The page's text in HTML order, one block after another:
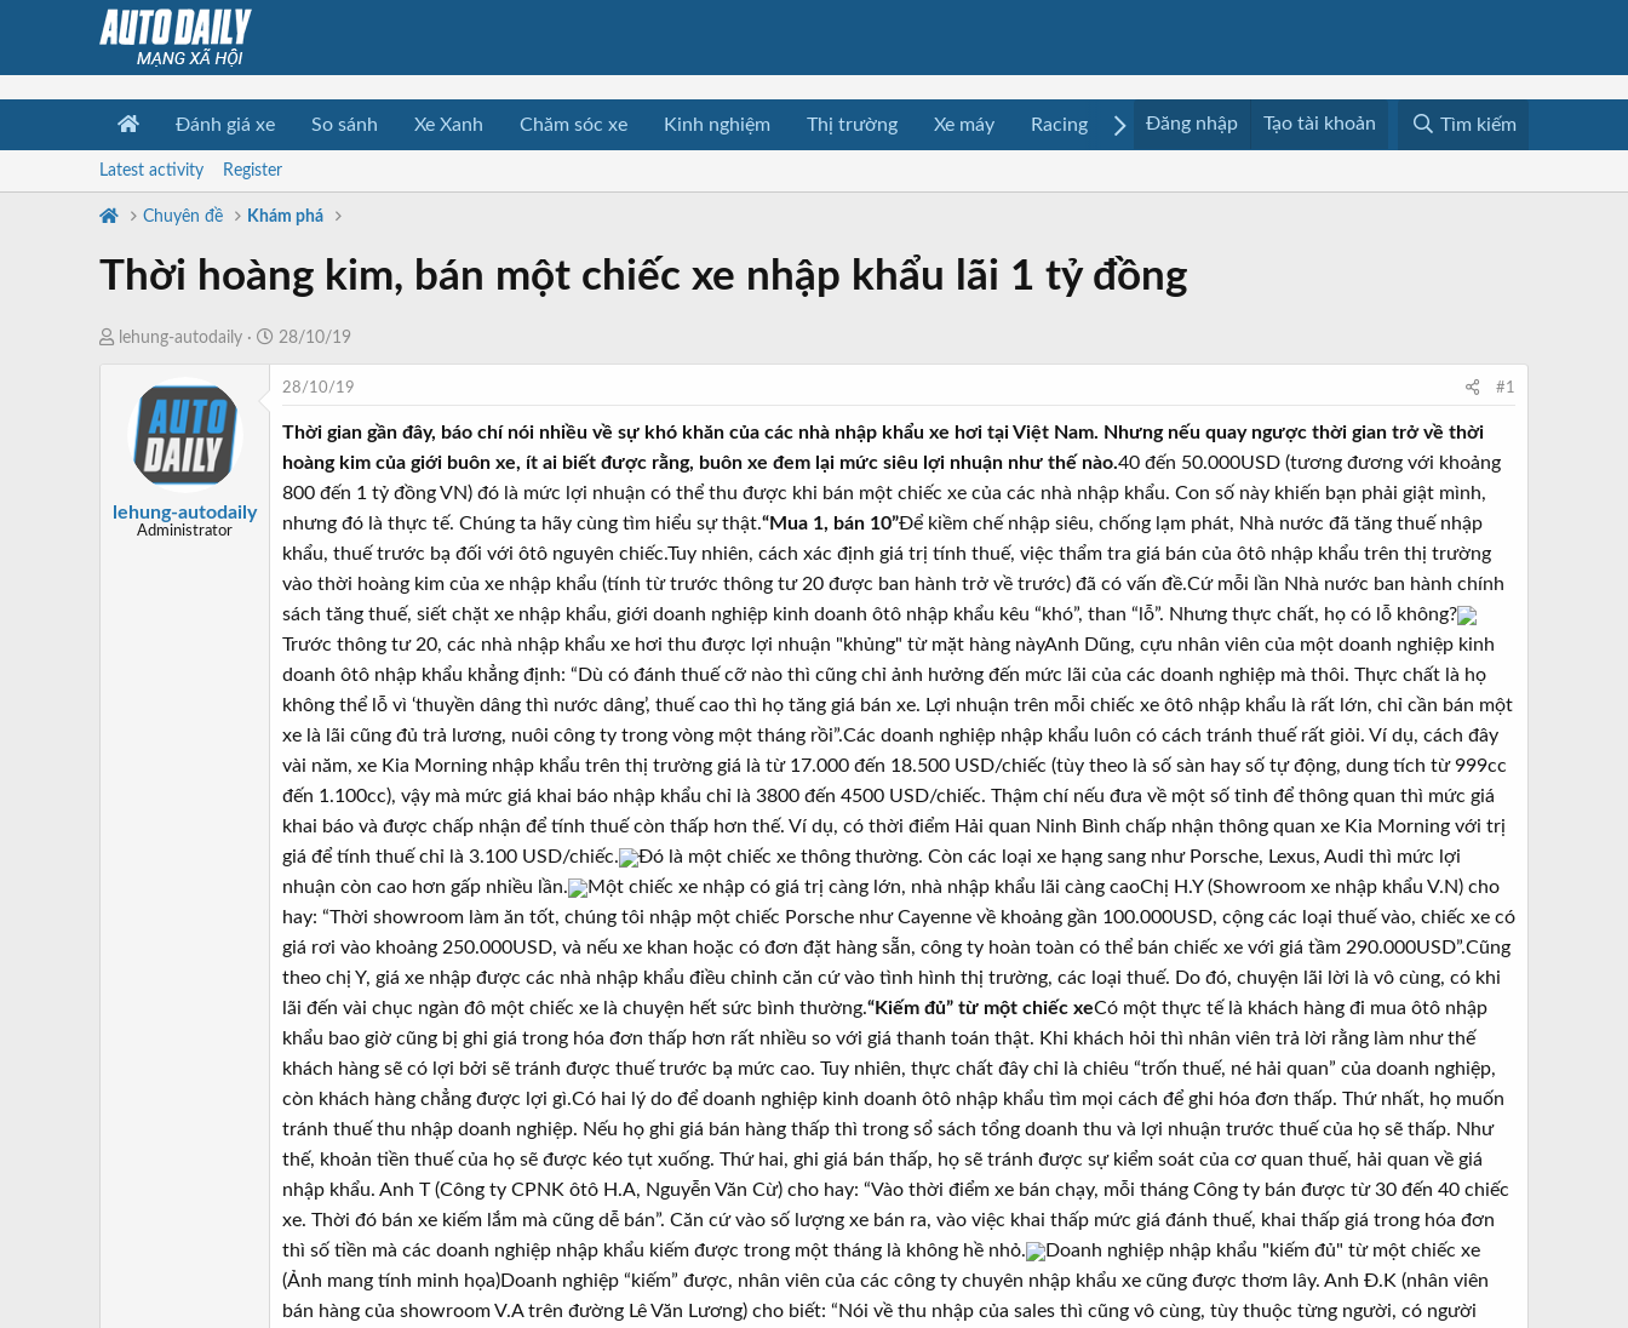
Đánh giá xe So sánh Xe Xanh Chăm sóc xe Kinh nghiệm Thị trường Xe máy Racing Mua bán Media Resources
Đăng nhập Tạo tài khoản Tìm kiếm
Latest activity Register
Chuyên đề Khám phá
Thời hoàng kim, bán một chiếc xe nhập khẩu lãi 1 tỷ đồng
T
t
lehung-autodaily
N
g
à
b
ắ
t
đ
ầ
u
28/10/19
lehung-autodaily
Administrator
28/10/19 #1
Thời gian gần đây, báo chí nói nhiều về sự khó khăn của các nhà nhập khẩu xe hơi tại Việt Nam. Nhưng nếu quay ngược thời gian trở về thời
hoàng kim của giới buôn xe, ít ai biết được rằng, buôn xe đem lại mức siêu lợi nhuận như thế nào.40 đến 50.000USD (tương đương với khoảng
800 đến 1 tỷ đồng VN) đó là mức lợi nhuận có thể thu được khi bán một chiếc xe của các nhà nhập khẩu. Con số này khiến bạn phải giật mình,
nhưng đó là thực tế. Chúng ta hãy cùng tìm hiểu sự thật.“Mua 1, bán 10”Để kiềm chế nhập siêu, chống lạm phát, Nhà nước đã tăng thuế nhập
khẩu, thuế trước bạ đối với ôtô nguyên chiếc.Tuy nhiên, cách xác định giá trị tính thuế, việc thẩm tra giá bán của ôtô nhập khẩu trên thị trường
vào thời hoàng kim của xe nhập khẩu (tính từ trước thông tư 20 được ban hành trở về trước) đã có vấn đề.Cứ mỗi lần Nhà nước ban hành chính
sách tăng thuế, siết chặt xe nhập khẩu, giới doanh nghiệp kinh doanh ôtô nhập khẩu kêu “khó”, than “lỗ”. Nhưng thực chất, họ có lỗ không?
Trước thông tư 20, các nhà nhập khẩu xe hơi thu được lợi nhuận "khủng" từ mặt hàng nàyAnh Dũng, cựu nhân viên của một doanh nghiệp kinh
doanh ôtô nhập khẩu khẳng định: “Dù có đánh thuế cỡ nào thì cũng chỉ ảnh hưởng đến mức lãi của các doanh nghiệp mà thôi. Thực chất là họ
không thể lỗ vì ‘thuyền dâng thì nước dâng’, thuế cao thì họ tăng giá bán xe. Lợi nhuận trên mỗi chiếc xe ôtô nhập khẩu là rất lớn, chỉ cần bán một
xe là lãi cũng đủ trả lương, nuôi công ty trong vòng một tháng rồi”.Các doanh nghiệp nhập khẩu luôn có cách tránh thuế rất giỏi. Ví dụ, cách đây
vài năm, xe Kia Morning nhập khẩu trên thị trường giá là từ 17.000 đến 18.500 USD/chiếc (tùy theo là số sàn hay số tự động, dung tích từ 999cc
đến 1.100cc), vậy mà mức giá khai báo nhập khẩu chỉ là 3800 đến 4500 USD/chiếc. Thậm chí nếu đưa về một số tỉnh để thông quan thì mức giá
khai báo và được chấp nhận để tính thuế còn thấp hơn thế. Ví dụ, có thời điểm Hải quan Ninh Bình chấp nhận thông quan xe Kia Morning với trị
giá để tính thuế chỉ là 3.100 USD/chiếc.
Đó là một chiếc xe thông thường. Còn các loại xe hạng sang như Porsche, Lexus, Audi thì mức lợi
nhuận còn cao hơn gấp nhiều lần.
Một chiếc xe nhập có giá trị càng lớn, nhà nhập khẩu lãi càng caoChị H.Y (Showroom xe nhập khẩu V.N) cho
hay: “Thời showroom làm ăn tốt, chúng tôi nhập một chiếc Porsche như Cayenne về khoảng gần 100.000USD, cộng các loại thuế vào, chiếc xe có
giá rơi vào khoảng 250.000USD, và nếu xe khan hoặc có đơn đặt hàng sẵn, công ty hoàn toàn có thể bán chiếc xe với giá tầm 290.000USD”.Cũng
theo chị Y, giá xe nhập được các nhà nhập khẩu điều chỉnh căn cứ vào tình hình thị trường, các loại thuế. Do đó, chuyện lãi lời là vô cùng, có khi
lãi đến vài chục ngàn đô một chiếc xe là chuyện hết sức bình thường.“Kiếm đủ” từ một chiếc xeCó một thực tế là khách hàng đi mua ôtô nhập
khẩu bao giờ cũng bị ghi giá trong hóa đơn thấp hơn rất nhiều so với giá thanh toán thật. Khi khách hỏi thì nhân viên trả lời rằng làm như thế
khách hàng sẽ có lợi bởi sẽ tránh được thuế trước bạ mức cao. Tuy nhiên, thực chất đây chỉ là chiêu “trốn thuế, né hải quan” của doanh nghiệp,
còn khách hàng chẳng được lợi gì.Có hai lý do để doanh nghiệp kinh doanh ôtô nhập khẩu tìm mọi cách để ghi hóa đơn thấp. Thứ nhất, họ muốn
tránh thuế thu nhập doanh nghiệp. Nếu họ ghi giá bán hàng thấp thì trong sổ sách tổng doanh thu và lợi nhuận trước thuế của họ sẽ thấp. Như
thế, khoản tiền thuế của họ sẽ được kéo tụt xuống. Thứ hai, ghi giá bán thấp, họ sẽ tránh được sự kiểm soát của cơ quan thuế, hải quan về giá
nhập khẩu. Anh T (Công ty CPNK ôtô H.A, Nguyễn Văn Cừ) cho hay: “Vào thời điểm xe bán chạy, mỗi tháng Công ty bán được từ 30 đến 40 chiếc
xe. Thời đó bán xe kiếm lắm mà cũng dễ bán”. Căn cứ vào số lượng xe bán ra, vào việc khai thấp mức giá đánh thuế, khai thấp giá trong hóa đơn
thì số tiền mà các doanh nghiệp nhập khẩu kiếm được trong một tháng là không hề nhỏ.
Doanh nghiệp nhập khẩu "kiếm đủ" từ một chiếc xe
(Ảnh mang tính minh họa)Doanh nghiệp “kiếm” được, nhân viên của các công ty chuyên nhập khẩu xe cũng được thơm lây. Anh Đ.K (nhân viên
bán hàng của showroom V.A trên đường Lê Văn Lương) cho biết: “Nói về thu nhập của sales thì cũng vô cùng, tùy thuộc từng người, có người